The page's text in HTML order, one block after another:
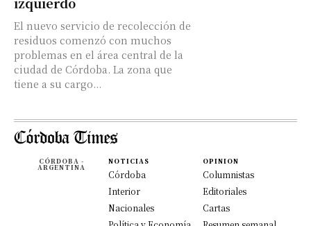
El nuevo servicio de recolección de
residuos comenzó con muchos
problemas en el área central de la
ciudad de Córdoba. La zona que
tiene a su cargo...
CÓRDOBA -
ARGENTINA
NOTICIAS
Córdoba
Interior
Nacionales
OPINION
Columnistas
Editoriales
Cartas